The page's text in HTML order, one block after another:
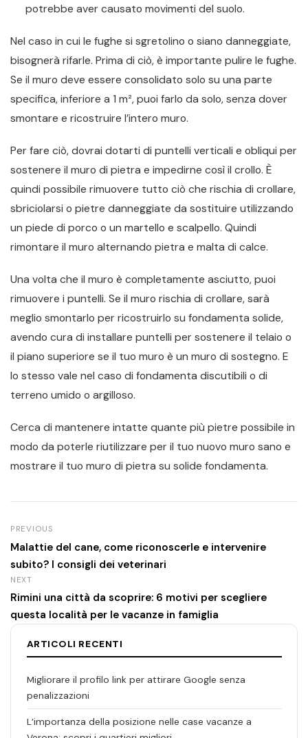
potrebbe aver causato movimenti del suolo.
Nel caso in cui le fughe si sgretolino o siano danneggiate,
bisognerà rifarle. Prima di ciò, è importante pulire le fughe.
Se il muro deve essere consolidato solo su una parte
specifica, inferiore a 1 m², puoi farlo da solo, senza dover
smontare e ricostruire l’intero muro.
Per fare ciò, dovrai dotarti di puntelli verticali e obliqui per
sostenere il muro di pietra e impedirne così il crollo. È
quindi possibile rimuovere tutto ciò che rischia di crollare,
sbriciolarsi o pietre danneggiate da sostituire utilizzando
un piede di porco o un martello e scalpello. Quindi
rimontare il muro alternando pietra e malta di calce.
Una volta che il muro è completamente asciutto, puoi
rimuovere i puntelli. Se il muro rischia di crollare, sarà
meglio smontarlo per ricostruirlo su fondamenta solide,
avendo cura di installare puntelli per sostenere il telaio o
il piano superiore se il tuo muro è un muro di sostegno. E
lo stesso vale nel caso di fondamenta discutibili o di
terreno umido o argilloso.
Cerca di mantenere intatte quante più pietre possibile in
modo da poterle riutilizzare per il tuo nuovo muro sano e
mostrare il tuo muro di pietra su solide fondamenta.
PREVIOUS
Malattie del cane, come riconoscerle e intervenire
subito? I consigli dei veterinari
NEXT
Rimini una città da scoprire: 6 motivi per scegliere
questa località per le vacanze in famiglia
ARTICOLI RECENTI
Migliorare il profilo link per attirare Google senza
penalizzazioni
L’importanza della posizione nelle case vacanze a